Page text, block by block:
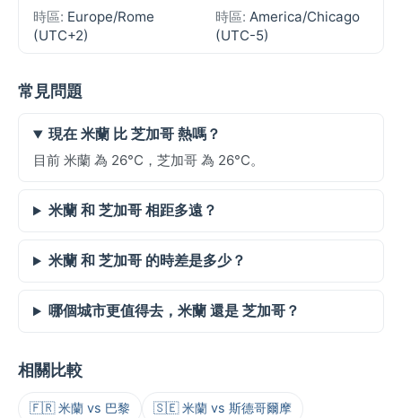
時區: Europe/Rome
(UTC+2)
時區: America/Chicago
(UTC-5)
常見問題
現在 米蘭 比 芝加哥 熱嗎？
目前 米蘭 為 26°C，芝加哥 為 26°C。
米蘭 和 芝加哥 相距多遠？
米蘭 和 芝加哥 的時差是多少？
哪個城市更值得去，米蘭 還是 芝加哥？
相關比較
🇫🇷 米蘭 vs 巴黎 🇸🇪 米蘭 vs 斯德哥爾摩